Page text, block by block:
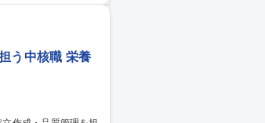
う中核職 栄養